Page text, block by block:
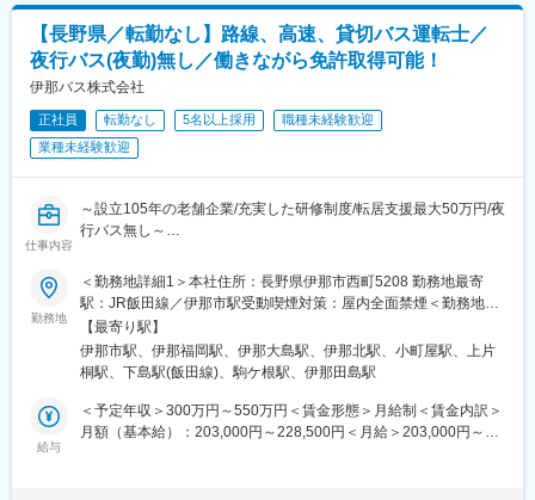
■入社後の流れ：
経験・スキルに合わせて半年～1年の研修やOJTを行います。既存
社員の半数が未経験スタートしており、イチから知識とスキルが
身につけられる環境です。徐々にお客様を引き継ぎ、わからない
ことはすぐに相談できるので、着実に成長できます。
■魅力情報：
ただ１営業員によって大きく変わり裁量をもって働ける環境で
す。
有給休暇取得についてはとてもしやすい環境です。
変更の範囲：会社の定める業務
ます。
社員の平均年齢は50歳前後。勤続年数の長い社員が多く、働きや
すい職場です！各物流拠点は少数精鋭ですが、会社自体は大きな
チームでフォロー体制が整っており、常に各店舗から応援する体
制があります。
良い報告は皆で共有、問題点は皆で解決できる環境の中、安心し
て働けます。
1:00勤務です。物量は変動あるので残業の可能性はございます。
メンバー内で調整しながら1か月毎シフト作成致します。お休みは
す。
■当社の魅力：
1977年に長野県下でホームセンターを先駆けて立ち上げた会社で
す。従来のホームセンターを基盤に日配品・加工食品・生鮮食品
の導入まで行い、1度の買い物で何でも揃う「ワンストップショッ
行っています。今後は日本全国への出店を目指し、独自ブランド
（PB商品）の研究開発や新たな商品分野の拡充、仕入れルートの
【長野県／転勤なし】路線、高速、貸切バス運転士／
夜行バス(夜勤)無し／働きながら免許取得可能！
伊那バス株式会社
正社員 転勤なし 5名以上採用
職種未経験歓迎
業種未経験歓迎
仕事内容
～設立105年の老舗企業/充実した研修制度/転居支援最大50万円/夜
行バス無し～
■働き方、就業環境：
規定労働時間を超えないように徹底した管理を行っております。
また、法定休日の管理も行っており、休みもしっかり取ることが
できます。
担当業務に応じて運転練習を実施していきます。研修やサポート
体制が整っておりますので安全運転技術を比較的早くスキルアッ
プする事が可能です。バス運転士の年代割合20～30代／15％、40
～50代／65％、60代／20％、平均勤続年数14年
勤務地
＜勤務地詳細1＞本社住所：長野県伊那市西町5208 勤務地最寄
駅：JR飯田線／伊那市駅受動喫煙対策：屋内全面禁煙＜勤務地詳
細2＞伊那バス 駒ヶ根営業所住所：長野県駒ヶ根市赤穂8663 勤
務地最寄駅：JR飯田線線／伊那福岡駅受動喫煙対策：屋内全面禁
煙＜勤務地詳細3＞伊那バス 松川営業所住所：長野県下伊那郡松
煙対策：屋内全面禁煙
【最寄り駅】
伊那市駅、伊那福岡駅、伊那大島駅、伊那北駅、小町屋駅、上片
桐駅、下島駅(飯田線)、駒ケ根駅、伊那田島駅
給与
＜予定年収＞300万円～550万円＜賃金形態＞月給制＜賃金内訳＞
月額（基本給）：203,000円～228,500円＜月給＞203,000円～